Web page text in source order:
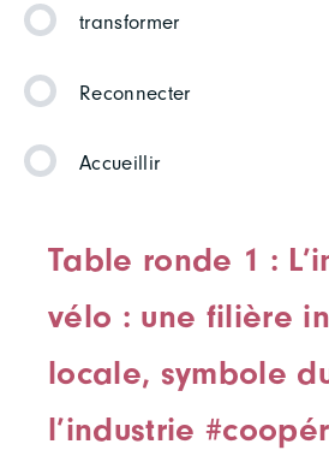
transformer
Reconnecter
Accueillir
Table ronde 1 :
vélo : une filière
locale, symbole
l’industrie